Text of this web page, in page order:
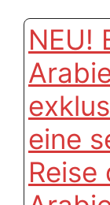
NEU!
eine